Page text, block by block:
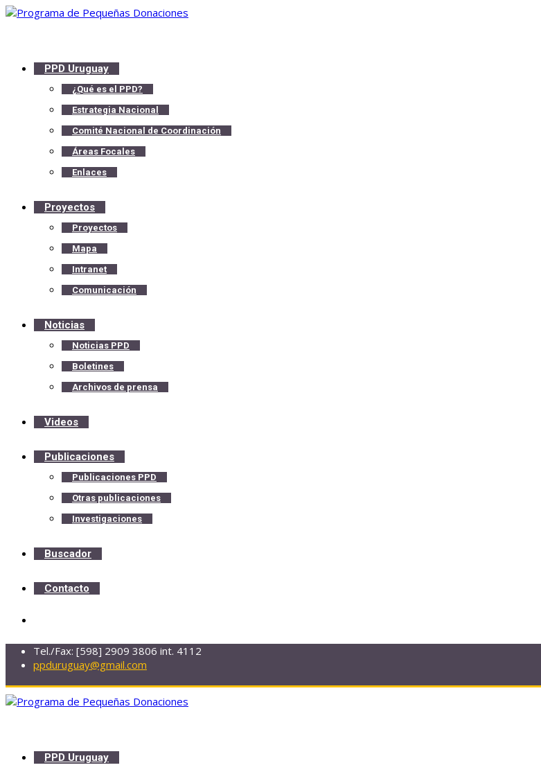
PPD Uruguay
¿Qué es el PPD?
Estrategia Nacional
Comité Nacional de Coordinación
Áreas Focales
Enlaces
Proyectos
Proyectos
Mapa
Intranet
Comunicación
Noticias
Noticias PPD
Boletines
Archivos de prensa
Videos
Publicaciones
Publicaciones PPD
Otras publicaciones
Investigaciones
Buscador
Contacto
Tel./Fax: [598] 2909 3806 int. 4112
ppduruguay@gmail.com
PPD Uruguay